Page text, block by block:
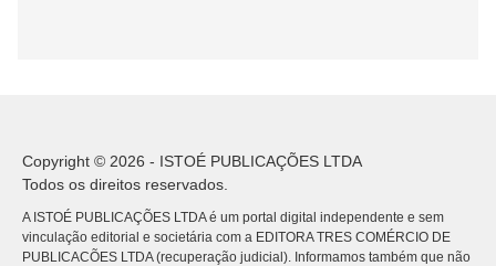
Copyright © 2026 - ISTOÉ PUBLICAÇÕES LTDA
Todos os direitos reservados.
A ISTOÉ PUBLICAÇÕES LTDA é um portal digital independente e sem
vinculação editorial e societária com a EDITORA TRES COMÉRCIO DE
PUBLICACÕES LTDA (recuperação judicial). Informamos também que não